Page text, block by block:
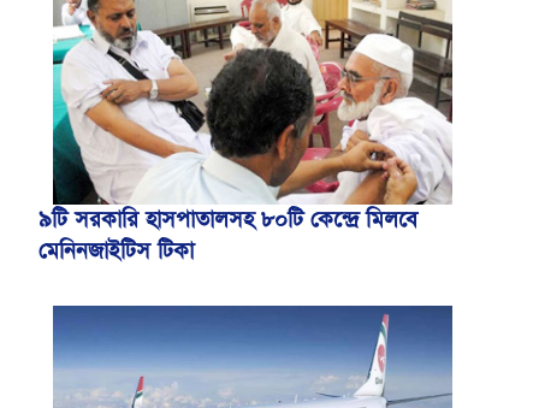
৯টি সরকারি হাসপাতালসহ ৮০টি কেন্দ্রে মিলবে
মেনিনজাইটিস টিকা